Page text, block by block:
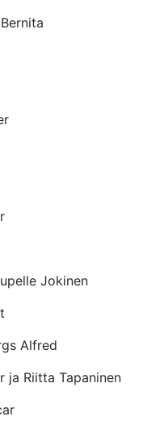
Riitta Tapaninen